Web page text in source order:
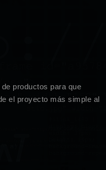
productos para que
el proyecto más simple al